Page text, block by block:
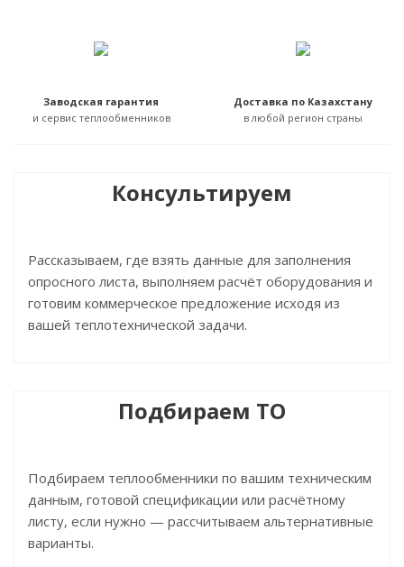
Заводская гарантия
и сервис теплообменников
Доставка по Казахстану
в любой регион страны
Консультируем
Рассказываем, где взять данные для заполнения
опросного листа, выполняем расчёт оборудования и
готовим коммерческое предложение исходя из
вашей теплотехнической задачи.
Подбираем ТО
Подбираем теплообменники по вашим техническим
данным, готовой спецификации или расчётному
листу, если нужно — рассчитываем альтернативные
варианты.